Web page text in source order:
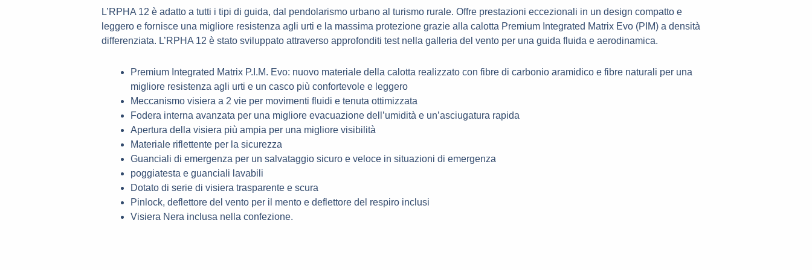
t
s
a
p
p
L’RPHA 12 è adatto a tutti i tipi di guida, dal pendolarismo urbano al turismo rurale. Offre prestazioni eccezionali in un design compatto e
leggero e fornisce una migliore resistenza agli urti e la massima protezione grazie alla calotta Premium Integrated Matrix Evo (PIM) a densità
differenziata. L’RPHA 12 è stato sviluppato attraverso approfonditi test nella galleria del vento per una guida fluida e aerodinamica.
Premium Integrated Matrix P.I.M. Evo: nuovo materiale della calotta realizzato con fibre di carbonio aramidico e fibre naturali per una
migliore resistenza agli urti e un casco più confortevole e leggero
Meccanismo visiera a 2 vie per movimenti fluidi e tenuta ottimizzata
Fodera interna avanzata per una migliore evacuazione dell’umidità e un’asciugatura rapida
Apertura della visiera più ampia per una migliore visibilità
Materiale riflettente per la sicurezza
Guanciali di emergenza per un salvataggio sicuro e veloce in situazioni di emergenza
poggiatesta e guanciali lavabili
Dotato di serie di visiera trasparente e scura
Pinlock, deflettore del vento per il mento e deflettore del respiro inclusi
Visiera Nera inclusa nella confezione.